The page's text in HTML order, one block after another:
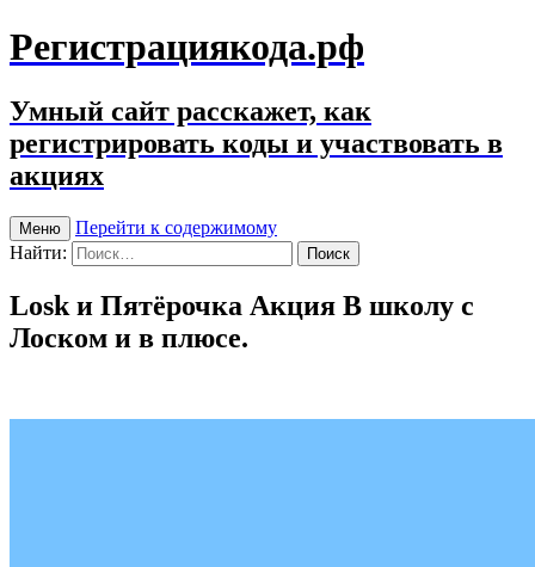
Регистрациякода.рф
Умный сайт расскажет, как
регистрировать коды и участвовать в
акциях
Меню
Перейти к содержимому
Найти:
Losk и Пятёрочка Акция В школу с
Лоском и в плюсе.